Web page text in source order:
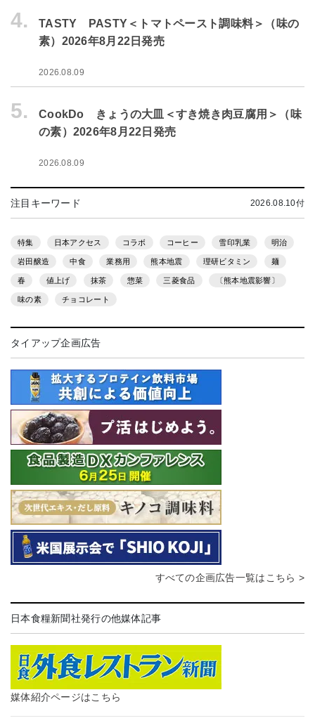
4.
TASTY PASTY＜トマトペースト調味料＞（味の
素）2026年8月22日発売
2026.08.09
5.
CookDo きょうの大皿＜すき焼き肉豆腐用＞（味
の素）2026年8月22日発売
2026.08.09
注目キーワード 2026.08.10付
特集 日本アクセス コラボ コーヒー 雪印乳業 明治
岩田醸造 中食 業務用 熊本地震 理研ビタミン 麺
春 値上げ 抹茶 惣菜 三菱食品 〔熊本地震影響〕
味の素 チョコレート
タイアップ企画広告
すべての企画広告一覧はこちら >
日本食糧新聞社発行の他媒体記事
媒体紹介ページはこちら